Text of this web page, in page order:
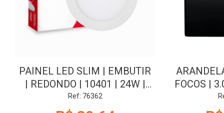
PAINEL LED SLIM | EMBUTIR
| REDONDO | 10401 | 24W |
6.0K | KIAN
Ref: 76362
FOCOS |